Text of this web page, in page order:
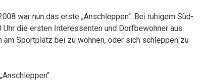
war nun das erste „Anschleppen“. Bei ruhigem Süd-
die ersten Interessenten und Dorfbewohner aus
am Sportplatz bei zu wohnen, oder sich schleppen zu